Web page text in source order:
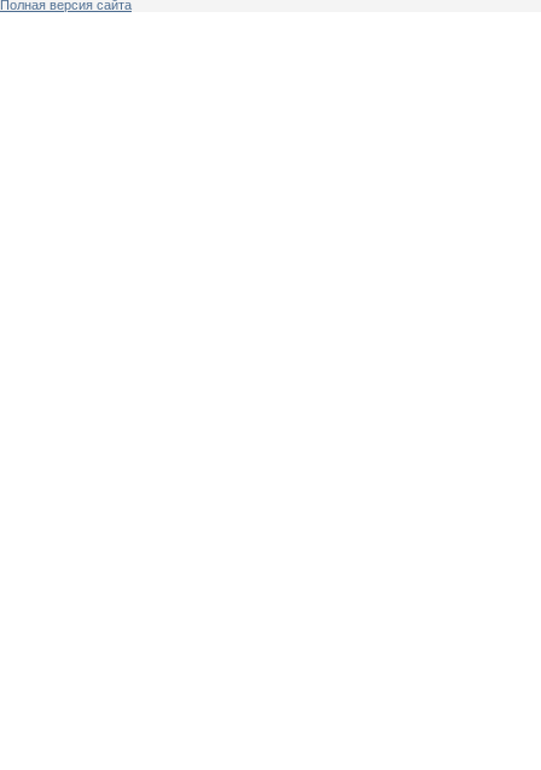
Полная версия сайта